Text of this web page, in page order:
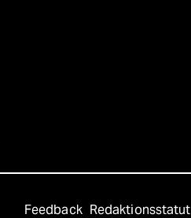
Feedback Redaktionsstatut